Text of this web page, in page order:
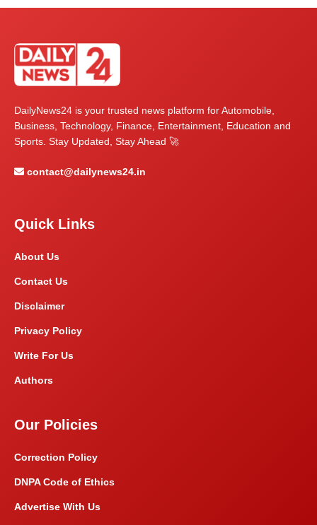
DailyNews24 is your trusted news platform for Automobile,
Business, Technology, Finance, Entertainment, Education and
Sports. Stay Updated, Stay Ahead 🚀
contact@dailynews24.in
Quick Links
About Us
Contact Us
Disclaimer
Privacy Policy
Write For Us
Authors
Our Policies
Correction Policy
DNPA Code of Ethics
Advertise With Us